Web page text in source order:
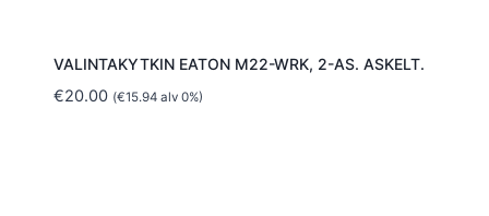
VALINTAKYTKIN EATON M22-WRK, 2-AS. ASKELT.
€20.00 (€15.94alv 0%)